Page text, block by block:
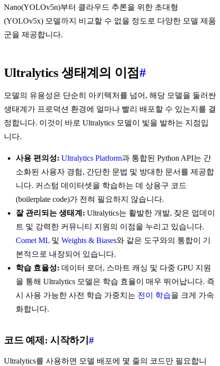
Nano(YOLOv5n)부터 클라우드 추론을 위한 초대형
(YOLOv5x) 모델까지 비교할 수 없을 정도로 다양한 모델 제품
군을 제공합니다.
Ultralytics 생태계의 이점#
모델의 유용성은 단순히 아키텍처를 넘어, 해당 모델을 둘러싼
생태계가 프로덕션 환경에 얼마나 빨리 배포할 수 있는지를 결
정합니다. 이것이 바로 Ultralytics 모델이 빛을 발하는 지점입
니다.
사용 편의성: Ultralytics Platform과 통합된 Python API는 간
소화된 사용자 경험, 간단한 문법 및 방대한 문서를 제공합
니다. 커스텀 데이터셋을 학습하는 데 상용구 코드
(boilerplate code)가 전혀 필요하지 않습니다.
잘 관리되는 생태계: Ultralytics는 활발한 개발, 잦은 업데이
트 및 강력한 커뮤니티 지원의 이점을 누리고 있습니다.
Comet ML 및 Weights & Biases와 같은 도구와의 통합이 기
본적으로 내장되어 있습니다.
학습 효율성: 데이터 로더, 스마트 캐싱 및 다중 GPU 지원
을 통해 Ultralytics 모델은 학습 효율이 매우 뛰어납니다. 즉
시 사용 가능한 사전 학습 가중치는 전이 학습을 크게 가속
화합니다.
코드 예제: 시작하기 #
Ultralytics를 사용하면 모델 배포에 몇 줄의 코드만 필요합니